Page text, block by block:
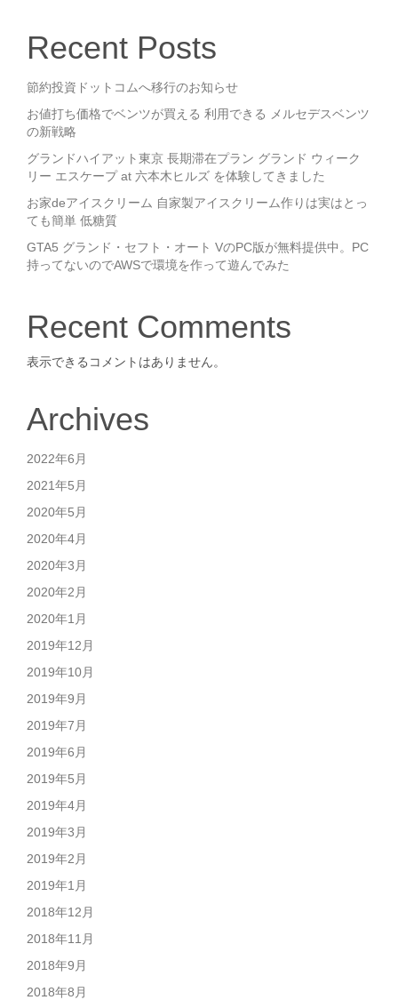
Recent Posts
節約投資ドットコムへ移行のお知らせ
お値打ち価格でベンツが買える 利用できる メルセデスベンツ
の新戦略
グランドハイアット東京 長期滞在プラン グランド ウィーク
リー エスケープ at 六本木ヒルズ を体験してきました
お家deアイスクリーム 自家製アイスクリーム作りは実はとっ
ても簡単 低糖質
GTA5 グランド・セフト・オート VのPC版が無料提供中。PC
持ってないのでAWSで環境を作って遊んでみた
Recent Comments
表示できるコメントはありません。
Archives
2022年6月
2021年5月
2020年5月
2020年4月
2020年3月
2020年2月
2020年1月
2019年12月
2019年10月
2019年9月
2019年7月
2019年6月
2019年5月
2019年4月
2019年3月
2019年2月
2019年1月
2018年12月
2018年11月
2018年9月
2018年8月